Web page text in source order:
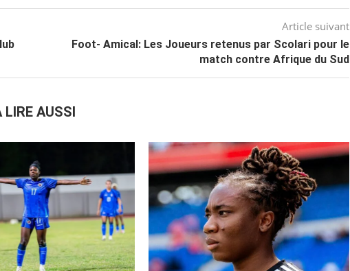
Article suivant
Foot- Amical: Les Joueurs retenus par Scolari pour le
match contre Afrique du Sud
LIRE AUSSI